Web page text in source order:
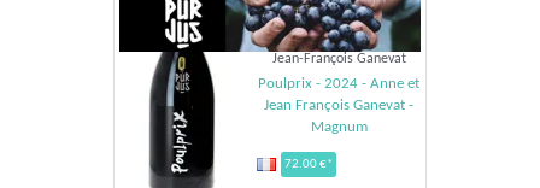
Jean-François Ganevat
Poulprix - 2024 - Anne et
Jean François Ganevat -
Magnum
72.00 €*